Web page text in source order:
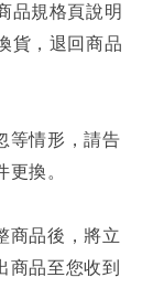
品規格頁說明
貨，退回商品
等情形，請告
換。
商品後，將立
商品至您收到